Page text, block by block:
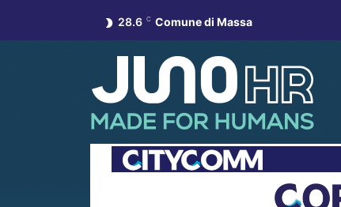
28.6 C Comune di Massa